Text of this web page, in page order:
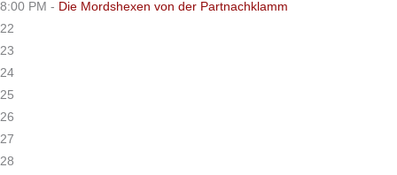
8:00 PM - Die Mordshexen von der Partnachklamm
22
23
24
25
26
27
28